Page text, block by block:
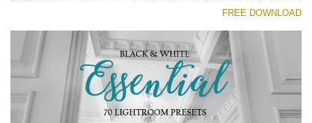
(1432 Lr Presets)
تنزيل مجاني
FREE DOWNLOAD